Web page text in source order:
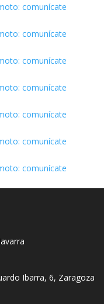
comunícate
comunícate
comunícate
comunícate
comunícate
comunícate
comunícate
Ibarra, 6, Zaragoza